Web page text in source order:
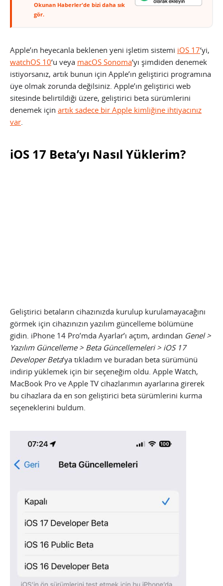
Okunan Haberler'de bizi daha sık
gör.
Apple’ın heyecanla beklenen yeni işletim sistemi iOS 17‘yi,
watchOS 10‘u veya macOS Sonoma‘yı şimdiden denemek
istiyorsanız, artık bunun için Apple’ın geliştirici programına
üye olmak zorunda değilsiniz. Apple’ın geliştirici web
sitesinde belirtildiği üzere, geliştirici beta sürümlerini
denemek için artık sadece bir Apple kimliğine ihtiyacınız
var.
iOS 17 Beta’yı Nasıl Yüklerim?
Geliştirici betaların cihazınızda kurulup kurulamayacağını
görmek için cihazınızın yazılım güncelleme bölümüne
gidin. iPhone 14 Pro’mda Ayarlar’ı açtım, ardından Genel >
Yazılım Güncelleme > Beta Güncellemeleri > iOS 17
Developer Beta‘ya tıkladım ve buradan beta sürümünü
indirip yüklemek için bir seçeneğim oldu. Apple Watch,
MacBook Pro ve Apple TV cihazlarımın ayarlarına girerek
bu cihazlara da en son geliştirici beta sürümlerini kurma
seçeneklerini buldum.